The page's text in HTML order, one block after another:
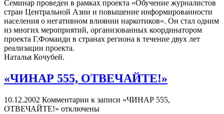
Семинар проведен в рамках проекта «Обучение журналистов
стран Центральной Азии и повышение информированности
населения о негативном влиянии наркотиков». Он стал одним
из многих мероприятий, организованных координатором
проекта Г.Фомаиди в странах региона в течение двух лет
реализации проекта.
Наталья Кочубей.
«ЧИНАР 555, ОТВЕЧАЙТЕ!»
10.12.2002 Комментарии к записи «ЧИНАР 555,
ОТВЕЧАЙТЕ!» отключены